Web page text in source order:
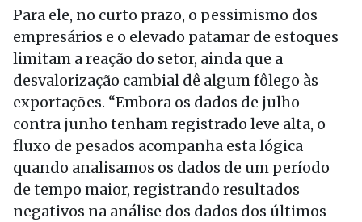
Para ele, no curto prazo, o pessimismo dos
empresários e o elevado patamar de estoques
limitam a reação do setor, ainda que a
desvalorização cambial dê algum fôlego às
exportações. “Embora os dados de julho
contra junho tenham registrado leve alta, o
fluxo de pesados acompanha esta lógica
quando analisamos os dados de um período
de tempo maior, registrando resultados
negativos na análise dos dados dos últimos